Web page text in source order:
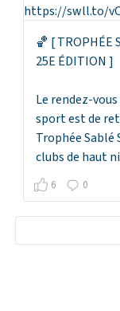
🏀 [ TROPHÉE
25E ÉDITION ]
Le rendez-
sport est de
Trophée Sablé
clubs de haut
6 0